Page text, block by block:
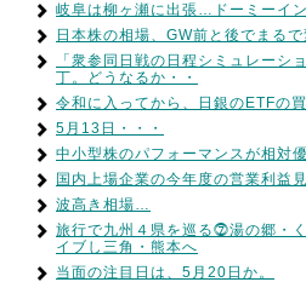
岐阜は柳ヶ瀬に出張…ドーミーイ
日本株の相場、GW前と後でまる
「衆参同日戦の日程シミュレーシ
丁。どうなるか・・
令和に入ってから、日銀のETFの
5月13日・・・
中小型株のパフォーマンスが相対
国内上場企業の今年度の営業利益
波高き相場…
旅行で九州４県を巡る⓻湯の郷・
イブし三角・熊本へ
当面の注目日は、5月20日か。